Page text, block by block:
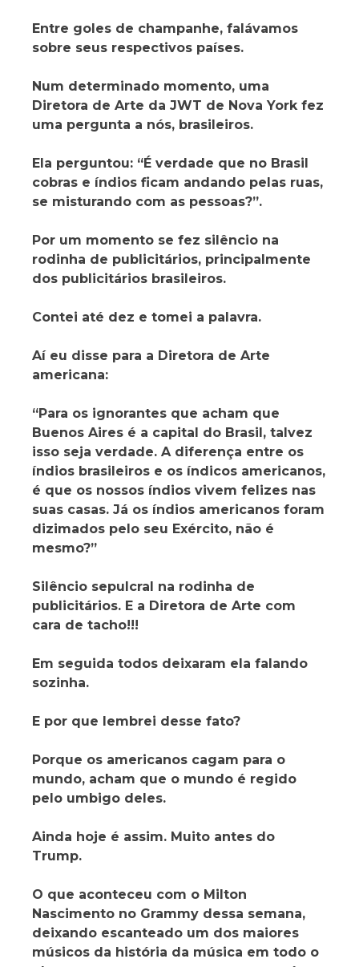
Entre goles de champanhe, falávamos
sobre seus respectivos países.
Num determinado momento, uma
Diretora de Arte da JWT de Nova York fez
uma pergunta a nós, brasileiros.
Ela perguntou: “É verdade que no Brasil
cobras e índios ficam andando pelas ruas,
se misturando com as pessoas?”.
Por um momento se fez silêncio na
rodinha de publicitários, principalmente
dos publicitários brasileiros.
Contei até dez e tomei a palavra.
Aí eu disse para a Diretora de Arte
americana:
“Para os ignorantes que acham que
Buenos Aires é a capital do Brasil, talvez
isso seja verdade. A diferença entre os
índios brasileiros e os índicos americanos,
é que os nossos índios vivem felizes nas
suas casas. Já os índios americanos foram
dizimados pelo seu Exército, não é
mesmo?”
Silêncio sepulcral na rodinha de
publicitários. E a Diretora de Arte com
cara de tacho!!!
Em seguida todos deixaram ela falando
sozinha.
E por que lembrei desse fato?
Porque os americanos cagam para o
mundo, acham que o mundo é regido
pelo umbigo deles.
Ainda hoje é assim. Muito antes do
Trump.
O que aconteceu com o Milton
Nascimento no Grammy dessa semana,
deixando escanteado um dos maiores
músicos da história da música em todo o